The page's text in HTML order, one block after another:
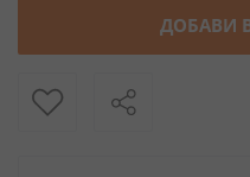
ДОБАВИ